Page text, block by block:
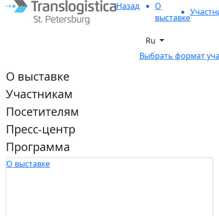
Назад
О
выставке
Ru
Выбрать формат
О выставке
Участникам
Посетителям
Пресс-центр
Программа
О выставке